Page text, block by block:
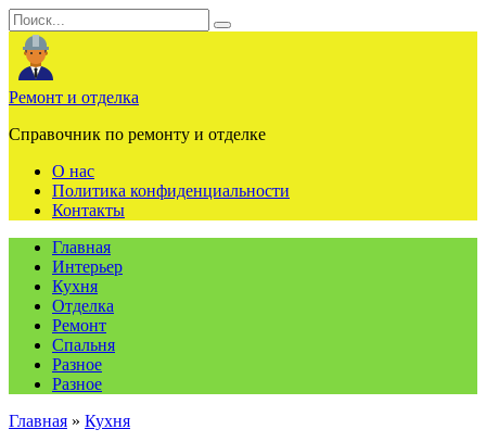
Перейти
к
содержанию
Search
for:
Ремонт и отделка
Справочник по ремонту и отделке
О нас
Политика конфиденциальности
Контакты
Главная
Интерьер
Кухня
Отделка
Ремонт
Спальня
Разное
Разное
Главная » Кухня